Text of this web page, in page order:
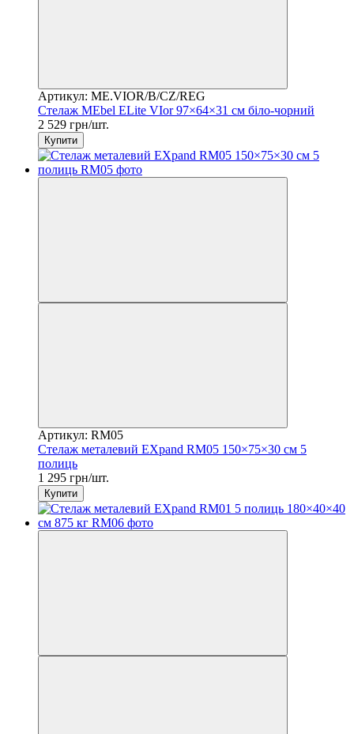
Артикул: ME.VIOR/B/CZ/REG
Стелаж MEbel ELite VIor 97×64×31 см біло-чорний
2 529 грн/шт.
Купити
Артикул: RM05
Стелаж металевий EXpand RM05 150×75×30 см 5
полиць
1 295 грн/шт.
Купити